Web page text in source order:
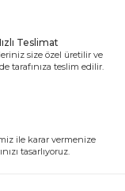
Teslimat
size özel üretilir ve
tarafınıza teslim edilir.
ile karar vermenize
tasarlıyoruz.